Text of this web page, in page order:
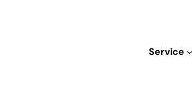
Service